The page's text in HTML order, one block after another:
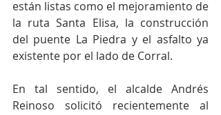
están listas como el mejoramiento de
la ruta Santa Elisa, la construcción
del puente La Piedra y el asfalto ya
existente por el lado de Corral.
En tal sentido, el alcalde Andrés
Reinoso solicitó recientemente al